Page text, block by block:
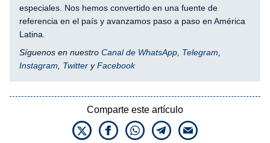
especiales. Nos hemos convertido en una fuente de
referencia en el país y avanzamos paso a paso en América
Latina.
Síguenos en nuestro Canal de WhatsApp Telegram
Instagram
Twitter yFacebook
Comparte este artículo